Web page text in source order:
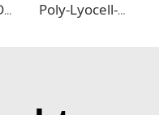
TR-Stretch-Denim-ähnlicher Stoff Poly-Lyocell-Denim-ähnliches Gewebe